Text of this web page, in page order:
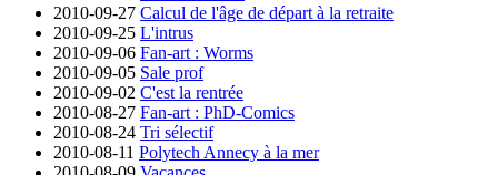
2010-09-27 Calcul de l'âge de départ à la retraite
2010-09-25 L'intrus
2010-09-06 Fan-art : Worms
2010-09-05 Sale prof
2010-09-02 C'est la rentrée
2010-08-27 Fan-art : PhD-Comics
2010-08-24 Tri sélectif
2010-08-11 Polytech Annecy à la mer